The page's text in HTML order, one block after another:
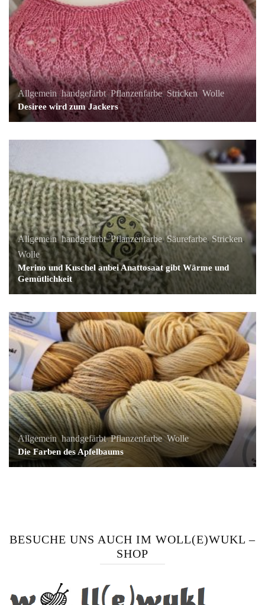
Allgemein,handgefärbt,Pflanzenfarbe,Stricken,Wolle
Desiree wird zum Jackers
Allgemein,handgefärbt,Pflanzenfarbe,Säurefarbe,Stricken,
Wolle
Merino und Kuschel anbei Anattosaat gibt Wärme und
Gemütlichkeit
Allgemein,handgefärbt,Pflanzenfarbe,Wolle
Die Farben des Apfelbaums
BESUCHE UNS AUCH IM WOLL(E)WUKL –
SHOP